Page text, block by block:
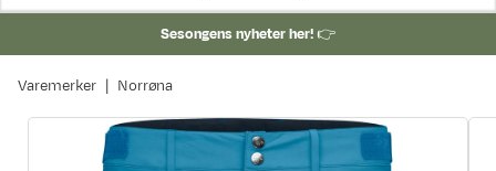
Sesongens nyheter her!👉
Varemerker Norrøna